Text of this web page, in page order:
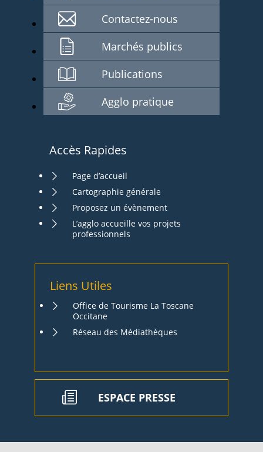
Contactez-nous
Marchés publics
Publications
Agglo pratique
Accès Rapides
Page d’accueil
Cartographie générale
Proposez un évènement
L’agglo accueille vos projets
professionnels
Liens Utiles
Office de Tourisme La Toscane
Occitane
Réseau des Médiathèques
ESPACE PRESSE